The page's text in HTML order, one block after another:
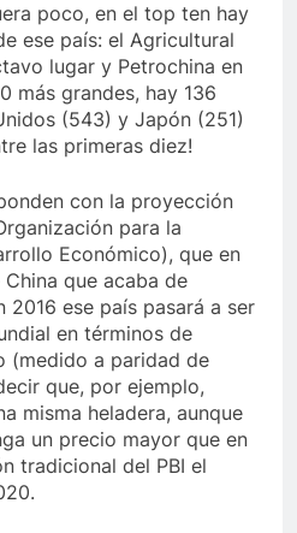
poco, en el top ten hay
ese país: el Agricultural
lugar y Petrochina en
más grandes, hay 136
(543) y Japón (251)
las primeras diez!
con la proyección
para la
Económico), que en
que acaba de
2016 ese país pasará a ser
en términos de
(medido a paridad de
que, por ejemplo,
misma heladera, aunque
un precio mayor que en
tradicional del PBI el